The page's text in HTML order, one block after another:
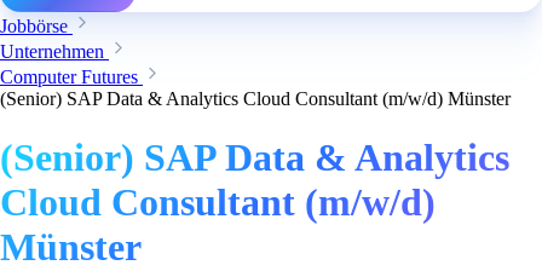
Jobbörse
Unternehmen
Computer Futures
(Senior) SAP Data & Analytics Cloud Consultant (m/w/d) Münster
(Senior) SAP Data & Analytics
Cloud Consultant (m/w/d)
Münster